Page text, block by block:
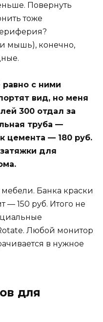
Повернуть
тоже
мышь), конечно,
с ними
вид, но меня
300 отдал за
труба —
цемента — 180 руб.
для
Банка краски
150 руб. Итого не
Любой монитор
в нужное
для